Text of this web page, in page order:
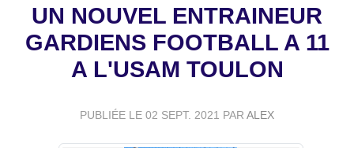
UN NOUVEL ENTRAINEUR
GARDIENS FOOTBALL A 11
A L'USAM TOULON
PUBLIÉE LE 02 SEPT. 2021 PAR ALEX